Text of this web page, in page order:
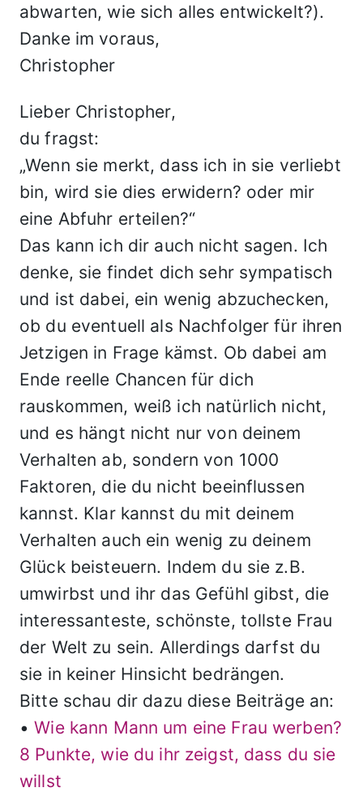
abwarten, wie sich alles entwickelt?).
Danke im voraus,
Christopher
Lieber Christopher,
du fragst:
„Wenn sie merkt, dass ich in sie verliebt
bin, wird sie dies erwidern? oder mir
eine Abfuhr erteilen?“
Das kann ich dir auch nicht sagen. Ich
denke, sie findet dich sehr sympatisch
und ist dabei, ein wenig abzuchecken,
ob du eventuell als Nachfolger für ihren
Jetzigen in Frage kämst. Ob dabei am
Ende reelle Chancen für dich
rauskommen, weiß ich natürlich nicht,
und es hängt nicht nur von deinem
Verhalten ab, sondern von 1000
Faktoren, die du nicht beeinflussen
kannst. Klar kannst du mit deinem
Verhalten auch ein wenig zu deinem
Glück beisteuern. Indem du sie z.B.
umwirbst und ihr das Gefühl gibst, die
interessanteste, schönste, tollste Frau
der Welt zu sein. Allerdings darfst du
sie in keiner Hinsicht bedrängen.
Bitte schau dir dazu diese Beiträge an:
•Wie kann Mann um eine Frau werben?
8 Punkte, wie du ihr zeigst, dass du sie
willst